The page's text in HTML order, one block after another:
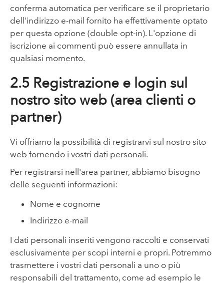
conferma automatica per verificare se il proprietario
dell'indirizzo e-mail fornito ha effettivamente optato
per questa opzione (double opt-in). L'opzione di
iscrizione ai commenti può essere annullata in
qualsiasi momento.
2.5 Registrazione e login sul
nostro sito web (area clienti o
partner)
Vi offriamo la possibilità di registrarvi sul nostro sito
web fornendo i vostri dati personali.
Per registrarsi nell'area partner, abbiamo bisogno
delle seguenti informazioni:
Nome e cognome
Indirizzo e-mail
I dati personali inseriti vengono raccolti e conservati
esclusivamente per scopi interni e propri. Potremmo
trasmettere i vostri dati personali a uno o più
responsabili del trattamento, come ad esempio le